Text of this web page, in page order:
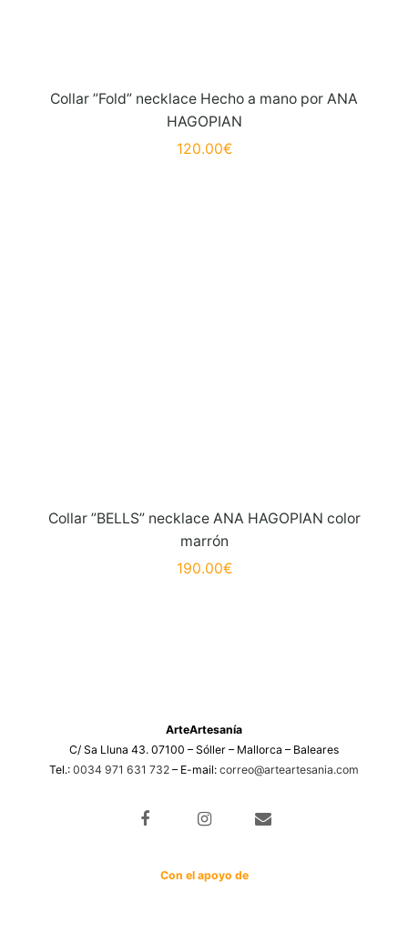
Collar ”Fold” necklace Hecho a mano por ANA
HAGOPIAN
120.00€
Collar ”BELLS” necklace ANA HAGOPIAN color
marrón
190.00€
ArteArtesanía
C/ Sa Lluna 43. 07100 – Sóller – Mallorca – Baleares
Tel.: 0034 971 631 732 – E-mail: correo@arteartesania.com
Con el apoyo de